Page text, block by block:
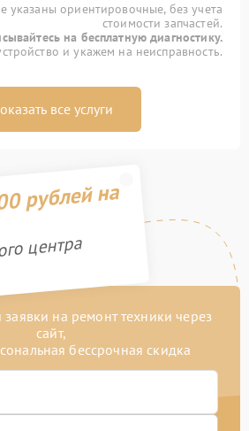
указаны ориентировочные, без учета
стоимости запчастей.
на бесплатную диагностику.
и укажем на неисправность.
все услуги
рублей на
центра
на ремонт техники через
сайт,
бессрочная скидка